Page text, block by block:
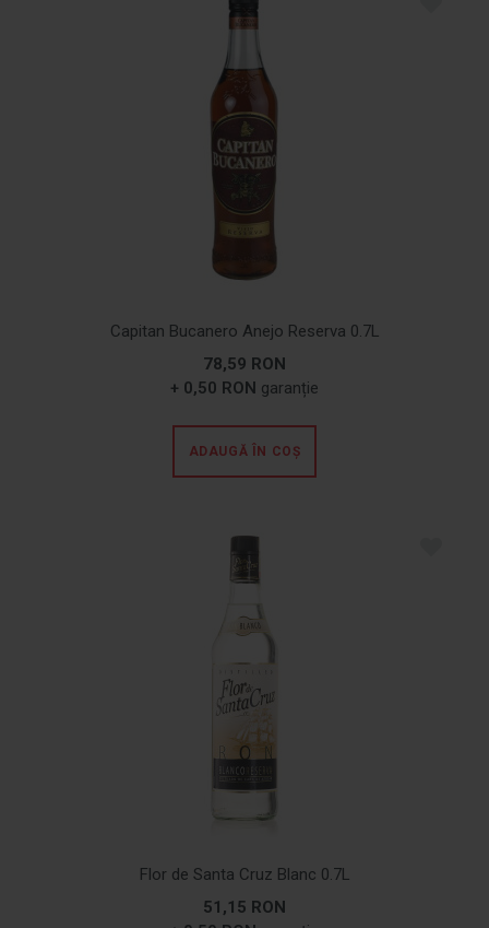
Capitan Bucanero Anejo Reserva 0.7L
78,59 RON
+ 0,50 RON garanție
ADAUGĂ ÎN COȘ
Flor de Santa Cruz Blanc 0.7L
51,15 RON